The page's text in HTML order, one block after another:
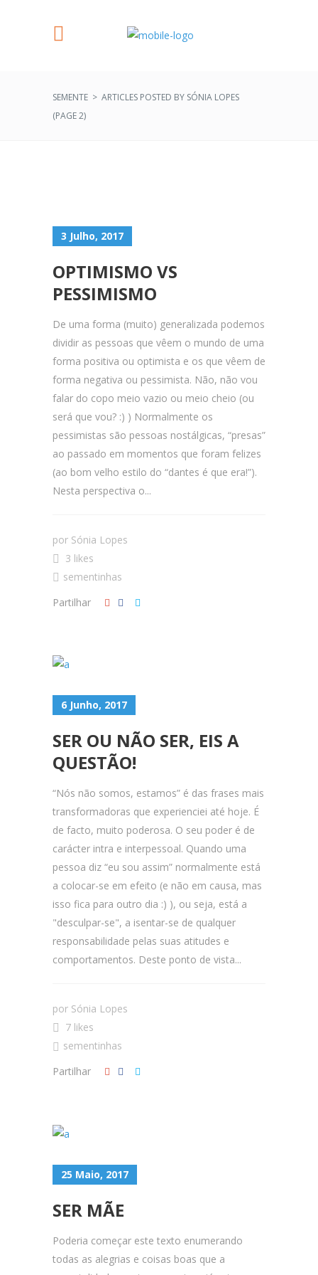
SEMENTE > ARTICLES POSTED BY SÓNIA LOPES
(PAGE 2)
3 Julho, 2017
OPTIMISMO VS
PESSIMISMO
De uma forma (muito) generalizada podemos
dividir as pessoas que vêem o mundo de uma
forma positiva ou optimista e os que vêem de
forma negativa ou pessimista. Não, não vou
falar do copo meio vazio ou meio cheio (ou
será que vou? :) ) Normalmente os
pessimistas são pessoas nostálgicas, “presas”
ao passado em momentos que foram felizes
(ao bom velho estilo do “dantes é que era!”).
Nesta perspectiva o...
por Sónia Lopes
3 likes
sementinhas
Partilhar
6 Junho, 2017
SER OU NÃO SER, EIS A
QUESTÃO!
“Nós não somos, estamos” é das frases mais
transformadoras que experienciei até hoje. É
de facto, muito poderosa. O seu poder é de
carácter intra e interpessoal. Quando uma
pessoa diz “eu sou assim” normalmente está
a colocar-se em efeito (e não em causa, mas
isso fica para outro dia :) ), ou seja, está a
"desculpar-se", a isentar-se de qualquer
responsabilidade pelas suas atitudes e
comportamentos. Deste ponto de vista...
por Sónia Lopes
7 likes
sementinhas
Partilhar
25 Maio, 2017
SER MÃE
Poderia começar este texto enumerando
todas as alegrias e coisas boas que a